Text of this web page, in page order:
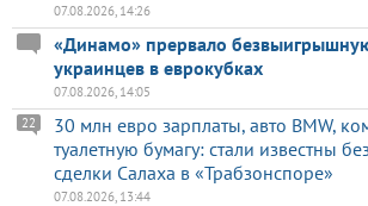
07.08.2026, 14:26
«Динамо» прервало
украинцев в еврокубках
07.08.2026, 14:05
30 млн евро зарплаты, авто BMW,
туалетную бумагу: стали известны
сделки Салаха в «Трабзонспоре»
22
07.08.2026, 13:44